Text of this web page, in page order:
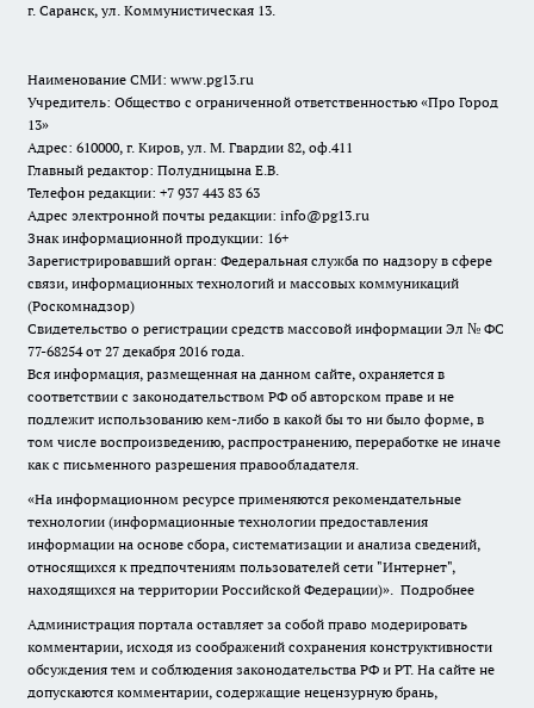
г. Саранск, ул. Коммунистическая 13.
Наименование СМИ: www.pg13.ru
Учредитель: Общество с ограниченной ответственностью «Про Город
13»
Адрес: 610000, г. Киров, ул. М. Гвардии 82, оф.411
Главный редактор: Полудницына Е.В.
Телефон редакции: +7 937 443 83 63
Адрес электронной почты редакции: info@pg13.ru
Знак информационной продукции: 16+
Зарегистрировавший орган: Федеральная служба по надзору в сфере
связи, информационных технологий и массовых коммуникаций
(Роскомнадзор)
Свидетельство о регистрации средств массовой информации Эл № ФС
77-68254 от 27 декабря 2016 года.
Вся информация, размещенная на данном сайте, охраняется в
соответствии с законодательством РФ об авторском праве и не
подлежит использованию кем-либо в какой бы то ни было форме, в
том числе воспроизведению, распространению, переработке не иначе
как с письменного разрешения правообладателя.
«На информационном ресурсе применяются рекомендательные
технологии (информационные технологии предоставления
информации на основе сбора, систематизации и анализа сведений,
относящихся к предпочтениям пользователей сети "Интернет",
находящихся на территории Российской Федерации)». Подробнее
Администрация портала оставляет за собой право модерировать
комментарии, исходя из соображений сохранения конструктивности
обсуждения тем и соблюдения законодательства РФ и РТ. На сайте не
допускаются комментарии, содержащие нецензурную брань,